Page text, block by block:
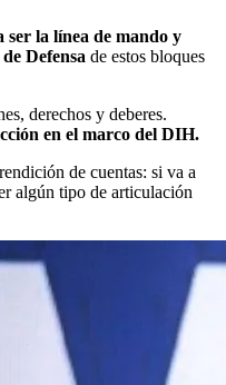
ser la línea de mando y
Defensa de estos bloques
derechos y deberes.
en el marco del DIH.
de cuentas: si va a
algún tipo de articulación